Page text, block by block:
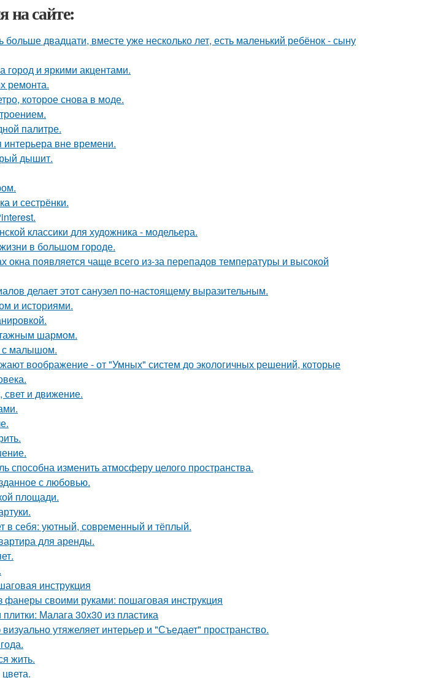
на сайте:
двадцати, вместе уже несколько лет, есть маленький ребёнок - сыну
и яркими акцентами.
ремонта.
которое снова в моде.
палитре.
вне времени.
дышит.
и сестрёнки.
классики для художника - модельера.
в большом городе.
окна появляется чаще всего из-за перепадов температуры и высокой
делает этот санузел по-настоящему выразительным.
и историями.
шармом.
с малышом.
воображение - от "Умных" систем до экологичных решений, которые
свет и движение.
способна изменить атмосферу целого пространства.
с любовью.
площади.
в себя: уютный, современный и тёплый.
для аренды.
инструкция
фанеры своими руками: пошаговая инструкция
Малага 30х30 из пластика
утяжеляет интерьер и "Съедает" пространство.
жить.